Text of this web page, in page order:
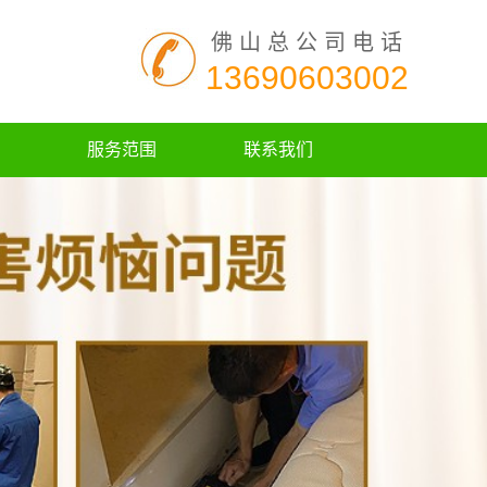
佛山总公司电话
13690603002
服务范围 联系我们